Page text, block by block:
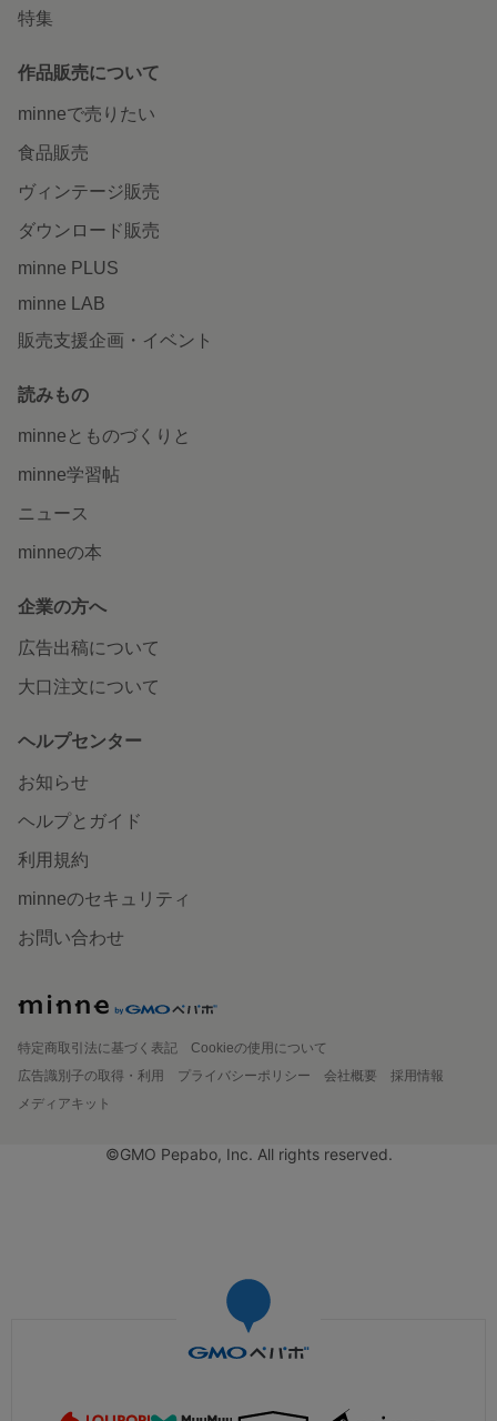
特集
作品販売について
minneで売りたい
食品販売
ヴィンテージ販売
ダウンロード販売
minne PLUS
minne LAB
販売支援企画・イベント
読みもの
minneとものづくりと
minne学習帖
ニュース
minneの本
企業の方へ
広告出稿について
大口注文について
ヘルプセンター
お知らせ
ヘルプとガイド
利用規約
minneのセキュリティ
お問い合わせ
特定商取引法に基づく表記
Cookieの使用について
広告識別子の取得・利用
プライバシーポリシー 会社概要
採用情報
メディアキット
©GMO Pepabo, Inc. All rights reserved.